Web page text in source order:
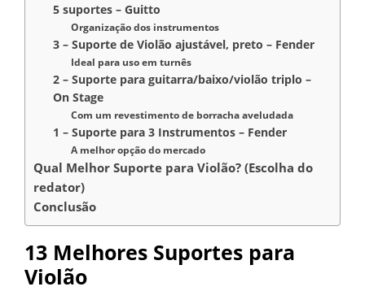
5 suportes – Guitto
Organização dos instrumentos
3 – Suporte de Violão ajustável, preto – Fender
Ideal para uso em turnês
2 – Suporte para guitarra/baixo/violão triplo –
On Stage
Com um revestimento de borracha aveludada
1 – Suporte para 3 Instrumentos – Fender
A melhor opção do mercado
Qual Melhor Suporte para Violão? (Escolha do
redator)
Conclusão
13 Melhores Suportes para
Violão